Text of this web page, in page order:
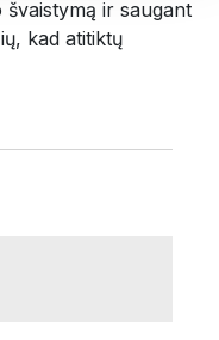
ir saugant
kad atitiktų